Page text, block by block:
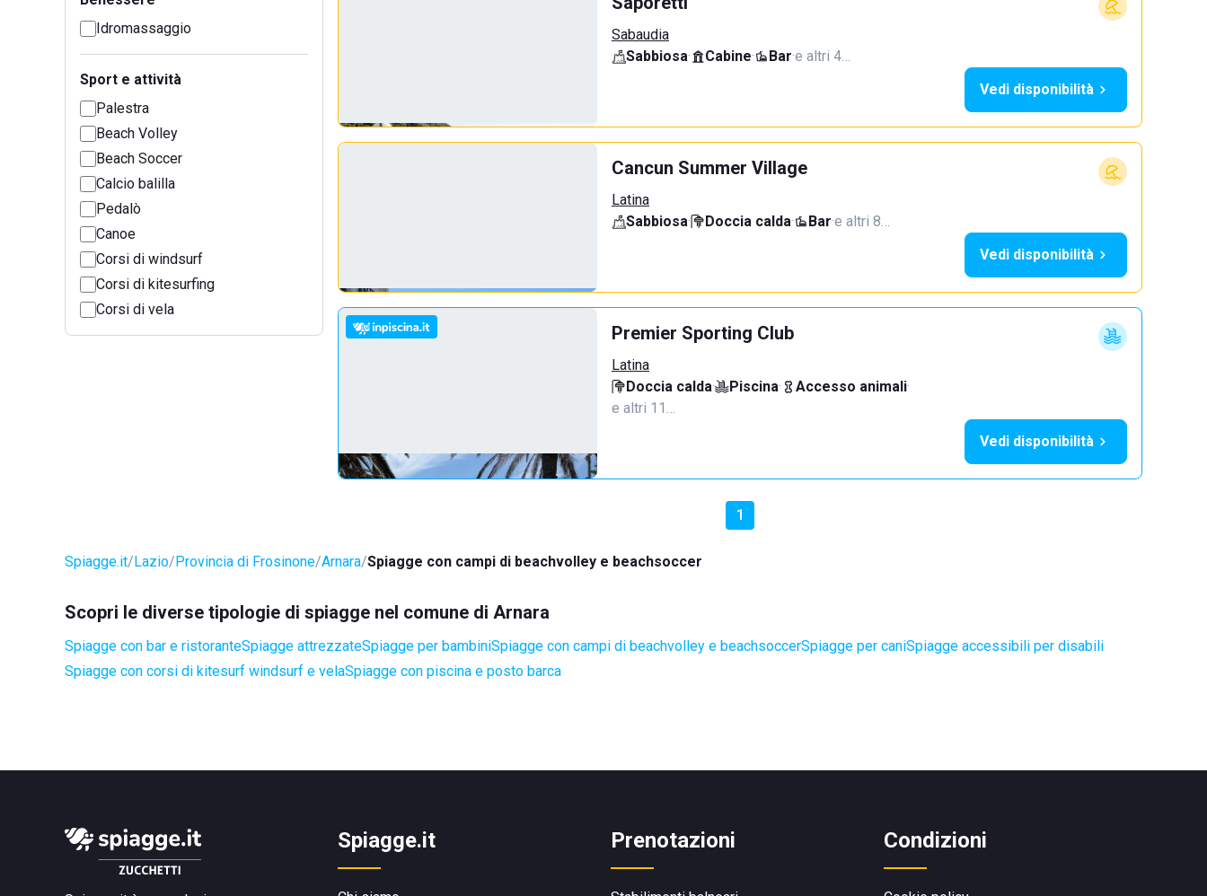
Idromassaggio
Sport e attività
Palestra
Beach Volley
Beach Soccer
Calcio balilla
Pedalò
Canoe
Corsi di windsurf
Corsi di kitesurfing
Corsi di vela
Sabaudia
Sabbiosa· Cabine· Bar·e altri 4…
Vedi disponibilità
Cancun Summer Village
Latina
Sabbiosa· Doccia calda· Bar·e altri 8…
Vedi disponibilità
Premier Sporting Club
Latina
Doccia calda· Piscina· Accesso animali·
e altri 11…
Vedi disponibilità
1
Spiagge.it Lazio Provincia di Frosinone Arnara Spiagge con campi di beachvolley e beachsoccer
Scopri le diverse tipologie di spiagge nel comune di Arnara
Spiagge con bar e ristoranteSpiagge attrezzateSpiagge per bambiniSpiagge con campi di beachvolley e beachsoccerSpiagge per caniSpiagge accessibili per disabili
Spiagge con corsi di kitesurf windsurf e velaSpiagge con piscina e posto barca
Spiagge.it Prenotazioni Condizioni